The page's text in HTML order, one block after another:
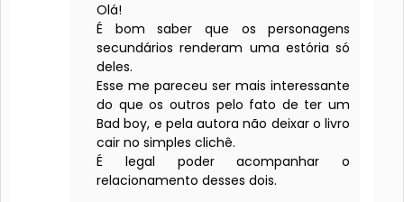
Olá!
É bom saber que os personagens
secundários renderam uma estória só
deles.
Esse me pareceu ser mais interessante
do que os outros pelo fato de ter um
Bad boy, e pela autora não deixar o livro
cair no simples clichê.
É legal poder acompanhar o
relacionamento desses dois.